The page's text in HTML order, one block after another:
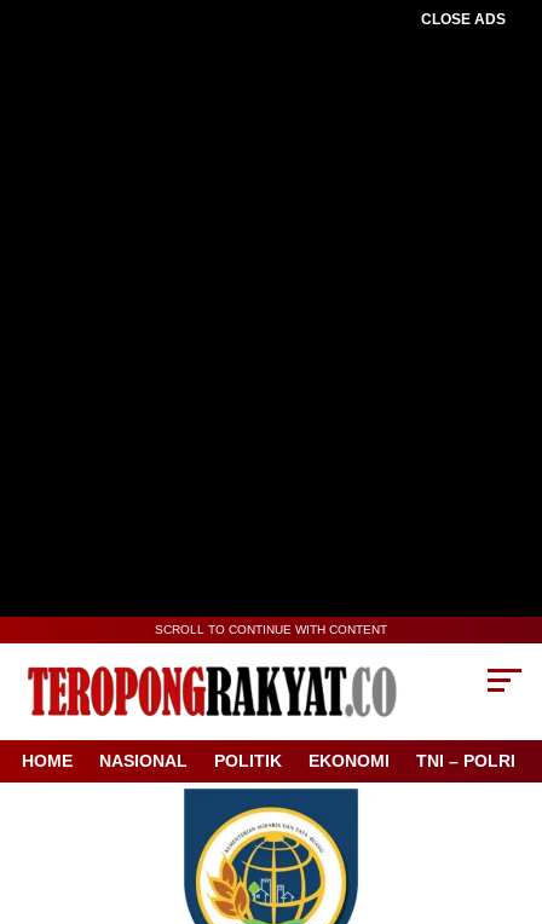
CLOSE ADS
SCROLL TO CONTINUE WITH CONTENT
HOME NASIONAL POLITIK EKONOMI TNI – POLRI